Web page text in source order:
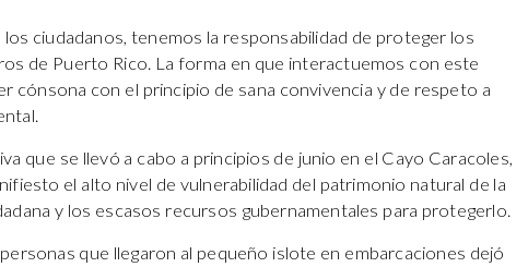
los ciudadanos, tenemos la responsabilidad de proteger los
de Puerto Rico. La forma en que interactuemos con este
cónsona con el principio de sana convivencia y de respeto a
que se llevó a cabo a principios de junio en el Cayo Caracoles,
el alto nivel de vulnerabilidad del patrimonio natural de la
y los escasos recursos gubernamentales para protegerlo.
que llegaron al pequeño islote en embarcaciones dejó